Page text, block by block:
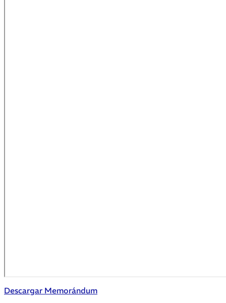
Descargar Memorándum